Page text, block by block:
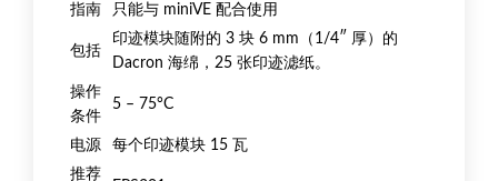
指南
只能与 miniVE 配合使用
包括
印迹模块随附的 3 块 6 mm（1/4″ 厚）的
Dacron 海绵，25 张印迹滤纸。
操作
条件
5 – 75°C
电源
每个印迹模块 15 瓦
推荐